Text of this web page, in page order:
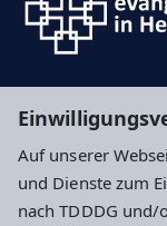
Auf unserer
und Dienste zum
nach TDDDG und/
Suche